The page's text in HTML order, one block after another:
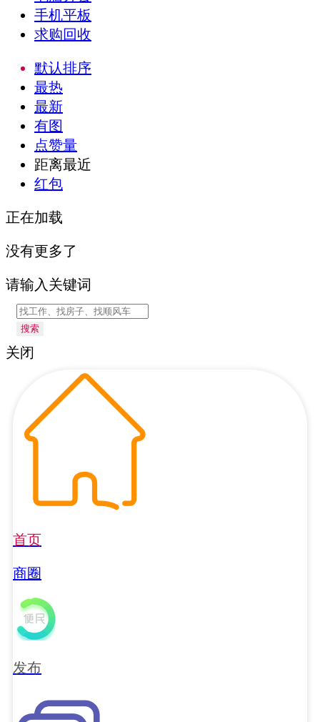
手机平板
求购回收
默认排序
最热
最新
有图
点赞量
距离最近
红包
正在加载
没有更多了
请输入关键词
搜索
关闭
首页
商圈
发布